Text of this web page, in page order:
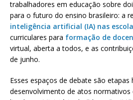
trabalhadores em educação sobre
para o futuro do ensino brasileiro: a
inteligência artificial (IA) nas
curriculares para formação de
virtual, aberta a todos, e as
de junho.
Esses espaços de debate são
desenvolvimento de atos